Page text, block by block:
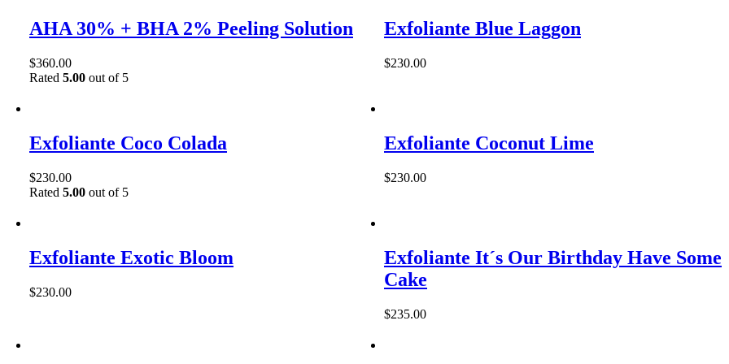
AHA 30% + BHA 2% Peeling Solution
$360.00
Rated 5.00 out of 5
Exfoliante Blue Laggon
$230.00
Exfoliante Coco Colada
$230.00
Rated 5.00 out of 5
Exfoliante Coconut Lime
$230.00
Exfoliante Exotic Bloom
$230.00
Exfoliante It´s Our Birthday Have Some
Cake
$235.00